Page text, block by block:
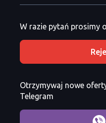
W razie pytań prosimy
Otrzymywaj nowe
Telegram